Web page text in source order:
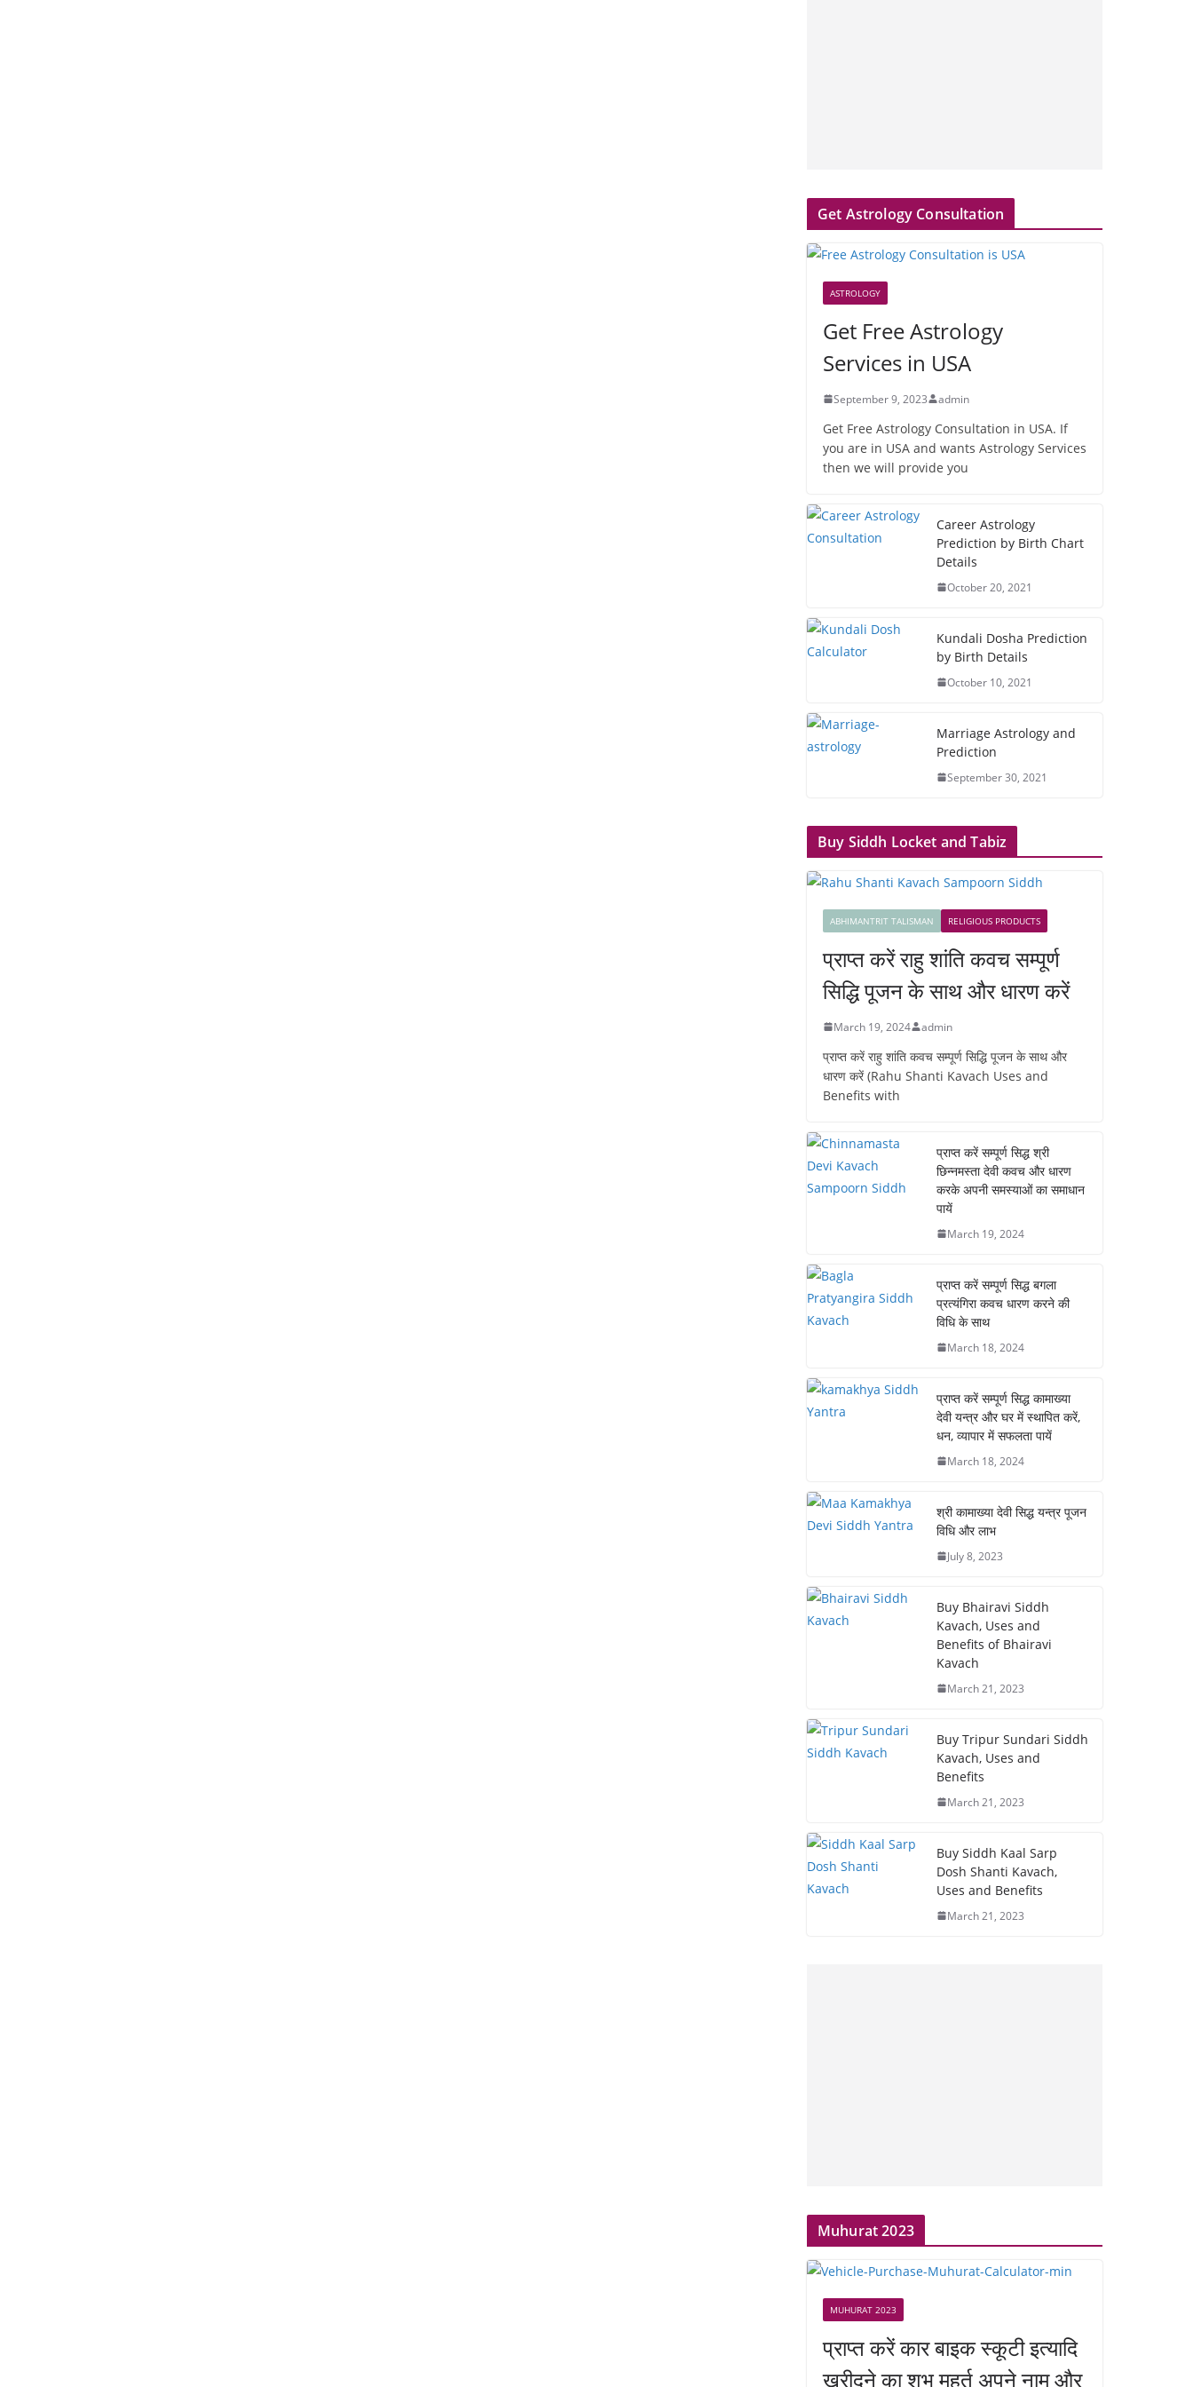
Get Astrology Consultation
ASTROLOGY
Get Free Astrology
Services in USA
September 9, 2023 admin
Get Free Astrology Consultation in USA. If
you are in USA and wants Astrology Services
then we will provide you
Career Astrology
Prediction by Birth Chart
Details
October 20, 2021
Kundali Dosha Prediction
by Birth Details
October 10, 2021
Marriage Astrology and
Prediction
September 30, 2021
Buy Siddh Locket and Tabiz
ABHIMANTRIT TALISMAN RELIGIOUS PRODUCTS
प्राप्त करें राहु शांति कवच सम्पूर्ण
सिद्धि पूजन के साथ और धारण करें
March 19, 2024 admin
प्राप्त करें राहु शांति कवच सम्पूर्ण सिद्धि पूजन के साथ और
धारण करें (Rahu Shanti Kavach Uses and
Benefits with
प्राप्त करें सम्पूर्ण सिद्ध श्री
छिन्नमस्ता देवी कवच और धारण
करके अपनी समस्याओं का समाधान
पायें
March 19, 2024
प्राप्त करें सम्पूर्ण सिद्ध बगला
प्रत्यंगिरा कवच धारण करने की
विधि के साथ
March 18, 2024
प्राप्त करें सम्पूर्ण सिद्ध कामाख्या
देवी यन्त्र और घर में स्थापित करें,
धन, व्यापार में सफलता पायें
March 18, 2024
श्री कामाख्या देवी सिद्ध यन्त्र पूजन
विधि और लाभ
July 8, 2023
Buy Bhairavi Siddh
Kavach, Uses and
Benefits of Bhairavi
Kavach
March 21, 2023
Buy Tripur Sundari Siddh
Kavach, Uses and
Benefits
March 21, 2023
Buy Siddh Kaal Sarp
Dosh Shanti Kavach,
Uses and Benefits
March 21, 2023
Muhurat 2023
MUHURAT 2023
प्राप्त करें कार बाइक स्कूटी इत्यादि
खरीदने का शुभ मुहूर्त अपने नाम और